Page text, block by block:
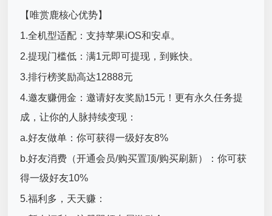
【唯赏鹿核心优势】
1.全机型适配：支持苹果iOS和安卓。
2.提现门槛低：满1元即可提现，到账快。
3.排行榜奖励高达12888元
4.邀友赚佣金：邀请好友奖励15元！更有永久任务提
成，让你的人脉持续变现：
a.好友做单：你可获得一级好友8%
b.好友消费（开通会员/购买置顶/购买刷新）：你可获
得一级好友10%
5.福利多，天天赚：